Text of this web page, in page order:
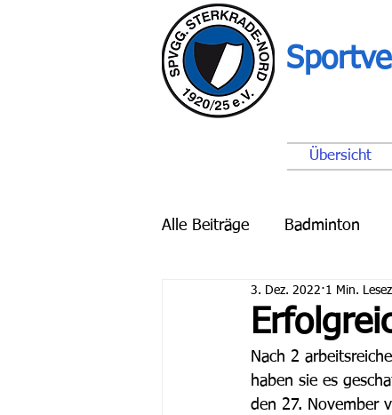
Übersicht
Alle Beiträge Badminton
Breitensport Schach
3. Dez. 2022 1 Min.
Nach 2
haben sie es
den 27. November